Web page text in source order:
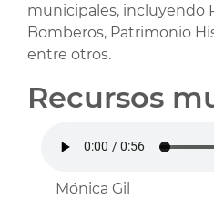
municipales, incluyendo
Bomberos, Patrimonio
entre otros.
Recursos
Mónica Gil